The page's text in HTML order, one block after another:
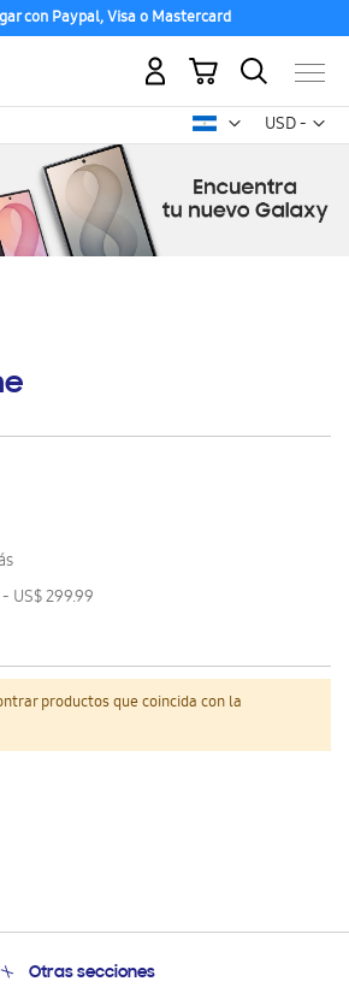
con Paypal, Visa o Mastercard
USD -
dólar
Mi carrito
productos que coincida con la
US$ 299.99
Otras secciones